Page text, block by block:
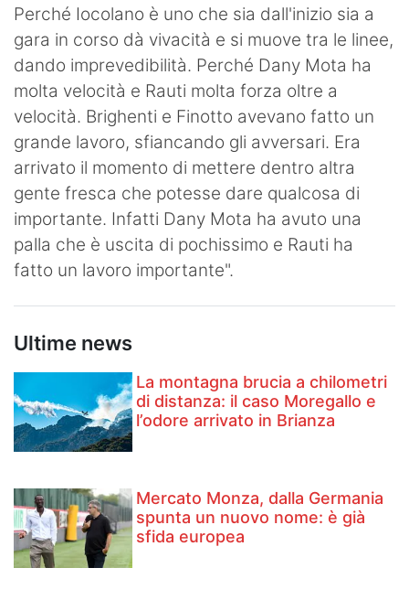
Perché Iocolano è uno che sia dall'inizio sia a
gara in corso dà vivacità e si muove tra le linee,
dando imprevedibilità. Perché Dany Mota ha
molta velocità e Rauti molta forza oltre a
velocità. Brighenti e Finotto avevano fatto un
grande lavoro, sfiancando gli avversari. Era
arrivato il momento di mettere dentro altra
gente fresca che potesse dare qualcosa di
importante. Infatti Dany Mota ha avuto una
palla che è uscita di pochissimo e Rauti ha
fatto un lavoro importante".
Ultime news
La montagna brucia a chilometri
di distanza: il caso Moregallo e
l’odore arrivato in Brianza
Mercato Monza, dalla Germania
spunta un nuovo nome: è già
sfida europea